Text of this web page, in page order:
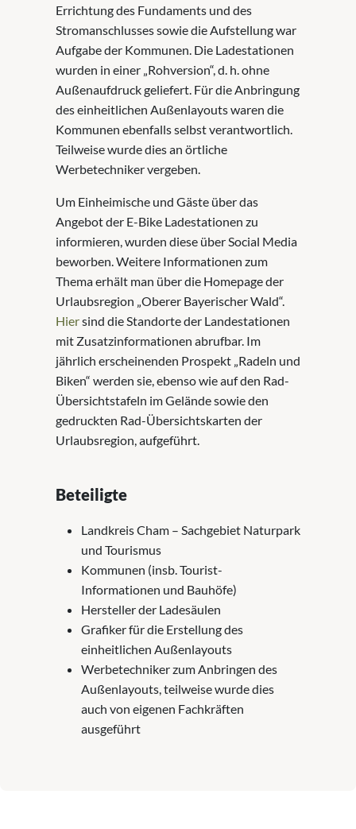
Errichtung des Fundaments und des
Stromanschlusses sowie die Aufstellung war
Aufgabe der Kommunen. Die Ladestationen
wurden in einer „Rohversion“, d. h. ohne
Außenaufdruck geliefert. Für die Anbringung
des einheitlichen Außenlayouts waren die
Kommunen ebenfalls selbst verantwortlich.
Teilweise wurde dies an örtliche
Werbetechniker vergeben.
Um Einheimische und Gäste über das
Angebot der E-Bike Ladestationen zu
informieren, wurden diese über Social Media
beworben. Weitere Informationen zum
Thema erhält man über die Homepage der
Urlaubsregion „Oberer Bayerischer Wald“.
Hiersind die Standorte der Landestationen
mit Zusatzinformationen abrufbar. Im
jährlich erscheinenden Prospekt „Radeln und
Biken“ werden sie, ebenso wie auf den Rad-
Übersichtstafeln im Gelände sowie den
gedruckten Rad-Übersichtskarten der
Urlaubsregion, aufgeführt.
Beteiligte
Landkreis Cham – Sachgebiet Naturpark
und Tourismus
Kommunen (insb. Tourist-
Informationen und Bauhöfe)
Hersteller der Ladesäulen
Grafiker für die Erstellung des
einheitlichen Außenlayouts
Werbetechniker zum Anbringen des
Außenlayouts, teilweise wurde dies
auch von eigenen Fachkräften
ausgeführt